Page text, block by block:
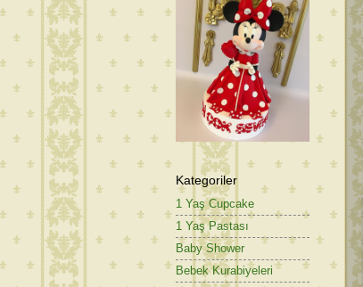
Kategoriler
1 Yaş Cupcake
1 Yaş Pastası
Baby Shower
Bebek Kurabiyeleri